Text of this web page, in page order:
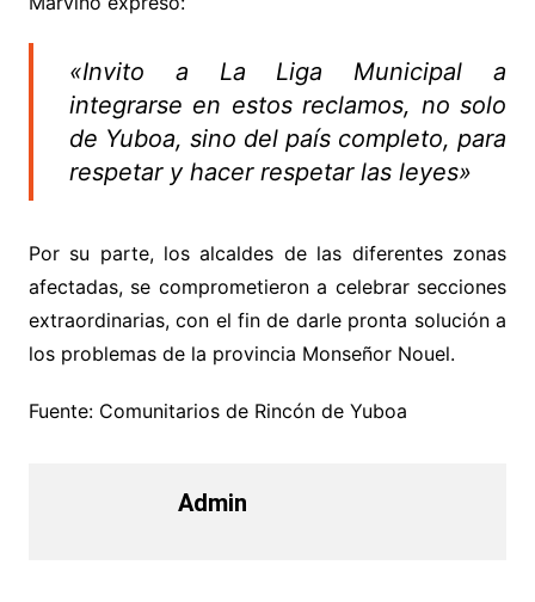
«Invito a La Liga Municipal a
integrarse en estos reclamos, no solo
de Yuboa, sino del país completo, para
respetar y hacer respetar las leyes»
Por su parte, los alcaldes de las diferentes zonas
afectadas, se comprometieron a celebrar secciones
extraordinarias, con el fin de darle pronta solución a
los problemas de la provincia Monseñor Nouel.
Fuente: Comunitarios de Rincón de Yuboa
Admin